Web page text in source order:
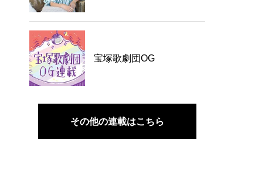
宝塚歌劇団OG
その他の連載はこちら